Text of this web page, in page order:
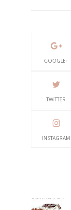
GOOGLE+
TWITTER
INSTAGRAM